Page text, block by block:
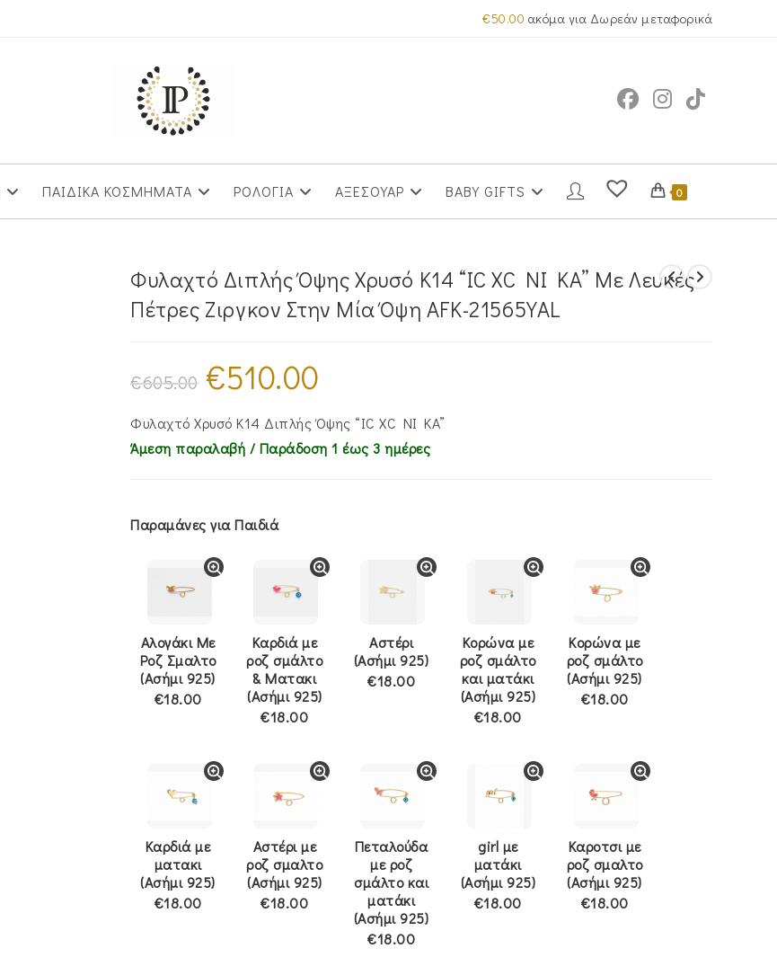
€50.00 ακόμα για Δωρεάν μεταφορικά
ΠΑΙΔΙΚΑ ΚΟΣΜΗΜΑΤΑ ΡΟΛΟΓΙΑ ΑΞΕΣΟΥΑΡ BABY GIFTS 0
Φυλαχτό Διπλής Όψης Χρυσό Κ14 “IC XC NI KA” Με Λευκές
Πέτρες Ζιργκον Στην Μία Όψη AFK-21565YAL
€605.00
Original
price
was:
€510.00
€510.00.
Φυλαχτό Χρυσό Κ14 Διπλής Όψης “IC XC NI KA”
Άμεση παραλαβή / Παράδoση 1 έως 3 ημέρες
Παραμάνες για Παιδιά
Αλογάκι Με
Ροζ Σμαλτο
(Ασήμι 925)
€18.00
Καρδιά με
ροζ σμάλτο
& Ματακι
(Ασήμι 925)
€18.00
Αστέρι
(Ασήμι 925)
€18.00
Κορώνα με
ροζ σμάλτο
και ματάκι
(Ασήμι 925)
€18.00
Κορώνα με
ροζ σμάλτο
(Ασήμι 925)
€18.00
Καρδιά με
ματακι
(Ασήμι 925)
€18.00
Αστέρι με
ροζ σμαλτο
(Ασήμι 925)
€18.00
Πεταλούδα
με ροζ
σμάλτο και
ματάκι
(Ασήμι 925)
€18.00
girl με
ματάκι
(Ασήμι 925)
€18.00
Καροτσι με
ροζ σμαλτο
(Ασήμι 925)
€18.00